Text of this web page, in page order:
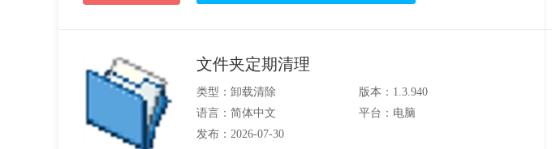
文件夹定期清理
类型：卸载清除
版本：1.3.940
语言：简体中文
平台：电脑
发布：2026-07-30